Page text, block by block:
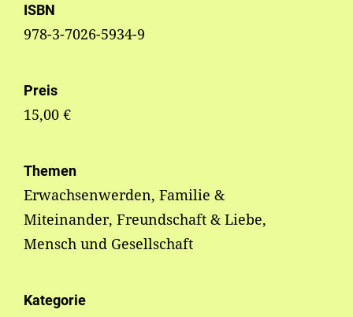
ISBN
978-3-7026-5934-9
Preis
15,00 €
Themen
Erwachsenwerden, Familie &
Miteinander, Freundschaft & Liebe,
Mensch und Gesellschaft
Kategorie